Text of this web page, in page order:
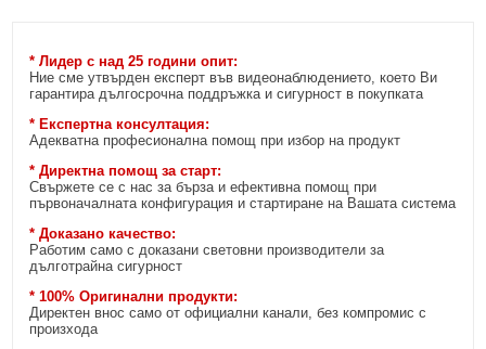
* Лидер с над 25 години опит:
Ние сме утвърден експерт във видеонаблюдението, което Ви
гарантира дългосрочна поддръжка и сигурност в покупката
* Експертна консултация:
Адекватна професионална помощ при избор на продукт
* Директна помощ за старт:
Свържете се с нас за бърза и ефективна помощ при
първоначалната конфигурация и стартиране на Вашата система
* Доказано качество:
Работим само с доказани световни производители за
дълготрайна сигурност
* 100% Оригинални продукти:
Директен внос само от официални канали, без компромис с
произхода